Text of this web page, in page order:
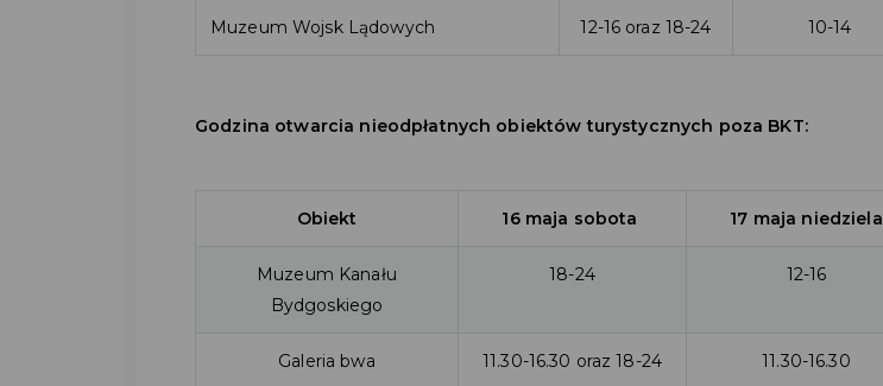
Muzeum Wojsk Lądowych 12-16 oraz 18-24 10-14
Godzina otwarcia nieodpłatnych obiektów turystycznych poza BKT:
Obiekt 16 maja sobota 17 maja niedziela
Muzeum Kanału
Bydgoskiego
18-24 12-16
Galeria bwa 11.30-16.30 oraz 18-24 11.30-16.30